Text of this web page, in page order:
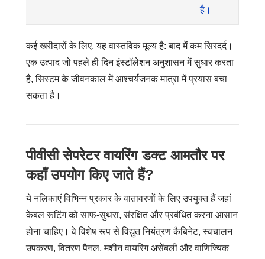
है।
कई खरीदारों के लिए, यह वास्तविक मूल्य है: बाद में कम सिरदर्द।
एक उत्पाद जो पहले ही दिन इंस्टॉलेशन अनुशासन में सुधार करता
है, सिस्टम के जीवनकाल में आश्चर्यजनक मात्रा में प्रयास बचा
सकता है।
पीवीसी सेपरेटर वायरिंग डक्ट आमतौर पर
कहाँ उपयोग किए जाते हैं?
ये नलिकाएं विभिन्न प्रकार के वातावरणों के लिए उपयुक्त हैं जहां
केबल रूटिंग को साफ-सुथरा, संरक्षित और प्रबंधित करना आसान
होना चाहिए। वे विशेष रूप से विद्युत नियंत्रण कैबिनेट, स्वचालन
उपकरण, वितरण पैनल, मशीन वायरिंग असेंबली और वाणिज्यिक